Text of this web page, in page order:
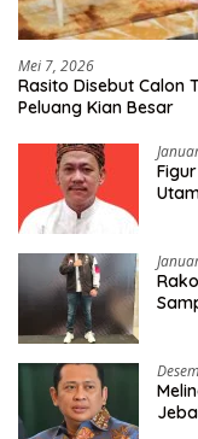
Mei 7, 2026
Rasito Disebut Calon
Peluang Kian Besar